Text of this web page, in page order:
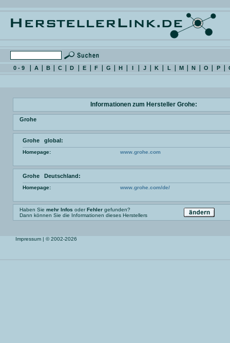
0 - 9 A B C D E F G H I J K L M N O P
Informationen zum Hersteller Grohe:
Grohe
Grohe global:
Homepage: www.grohe.com
Grohe Deutschland:
Homepage: www.grohe.com/de/
Haben Sie mehr Infos oderFehler gefunden?
Dann können Sie die Informationen dieses Herstellers
Impressum | © 2002-2026